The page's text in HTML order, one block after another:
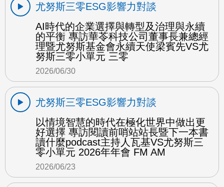
尤努斯三零ESG影響力對談
AI時代的企業選擇與轉型及治理與永續
的平衡 專訪華苓科技公司董事長兼總經
理暨尤努斯基金會永續天使梁賓先VS尤
努斯三零小單元 三零
2026/06/30
尤努斯三零ESG影響力對談
以情境智慧的時代在極化世界中做出更
好選擇 專訪閱讀前哨站站長暨下一本書
讀什麼podcast主持人瓦基VS尤努斯三
零小單元 2026年年會 FM AM
2026/06/23